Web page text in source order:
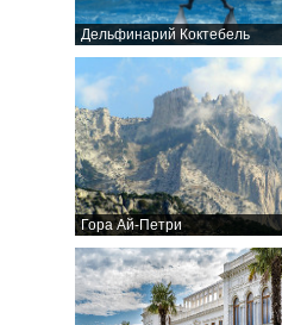
Дельфинарий Коктебель
Гора Ай-Петри